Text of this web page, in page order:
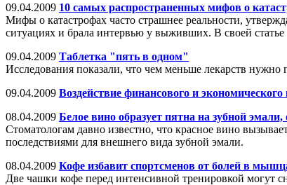
09.04.2009 10 самых распространенных мифов о
Мифы о катастрофах часто страшнее реальности,
ситуациях и брала интервью у выживших. В своей
09.04.2009 Таблетка "пять в одном"
Исследования показали, что чем меньше лекарств
09.04.2009 Воздействие финансового и
08.04.2009 Белое вино образует пятна на зубной
Стоматологам давно известно, что красное вино
последствиями для внешнего вида зубной эмали.
08.04.2009 Кофе избавит спортсменов от болей в
Две чашки кофе перед интенсивной тренировкой могут